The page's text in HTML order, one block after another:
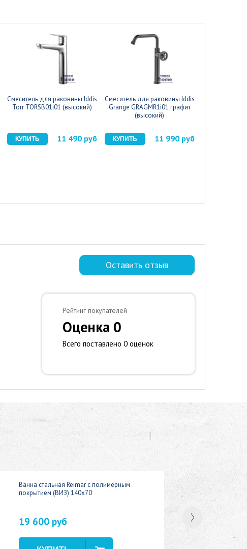
Смеситель для раковины Iddis
Torr TORSB01i01 (высокий)
11 490 руб
Смеситель для раковины Iddis
Grange GRAGMR1i01 графит
(высокий)
11 990 руб
Оставить отзыв
Рейтинг покупателей
Оценка 0
Всего поставлено 0 оценок
Ванна стальная Reimar с полимерным
покрытием (ВИЗ) 140x70
19 600 руб